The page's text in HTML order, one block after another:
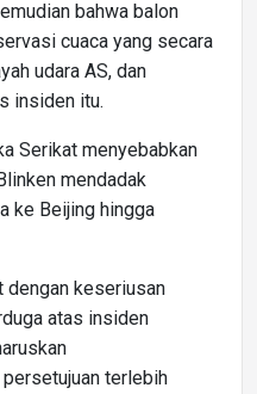
bahwa balon
cuaca yang secara
udara AS, dan
insiden itu.
Serikat menyebabkan
mendadak
ke Beijing hingga
dengan keseriusan
atas insiden
terlebih